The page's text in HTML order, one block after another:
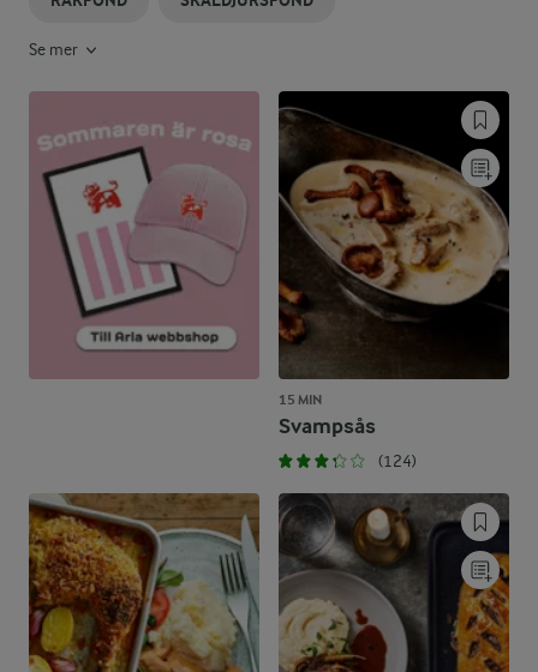
Se mer
15 MIN
Svampsås
(124)